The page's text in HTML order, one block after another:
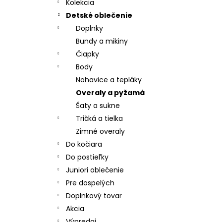
Kolekcia
Detské oblečenie
Doplnky
Bundy a mikiny
Čiapky
Body
Nohavice a tepláky
Overaly a pyžamá
Šaty a sukne
Tričká a tielka
Zimné overaly
Do kočiara
Do postieľky
Juniori oblečenie
Pre dospelých
Doplnkový tovar
Akcia